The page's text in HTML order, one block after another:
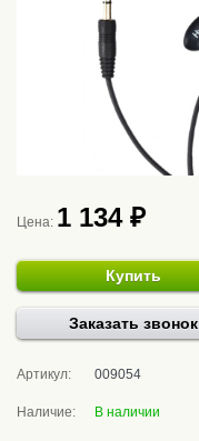
Цена: 1 134 ₽
Купить
Заказать звонок
Артикул: 009054
Наличие: В наличии